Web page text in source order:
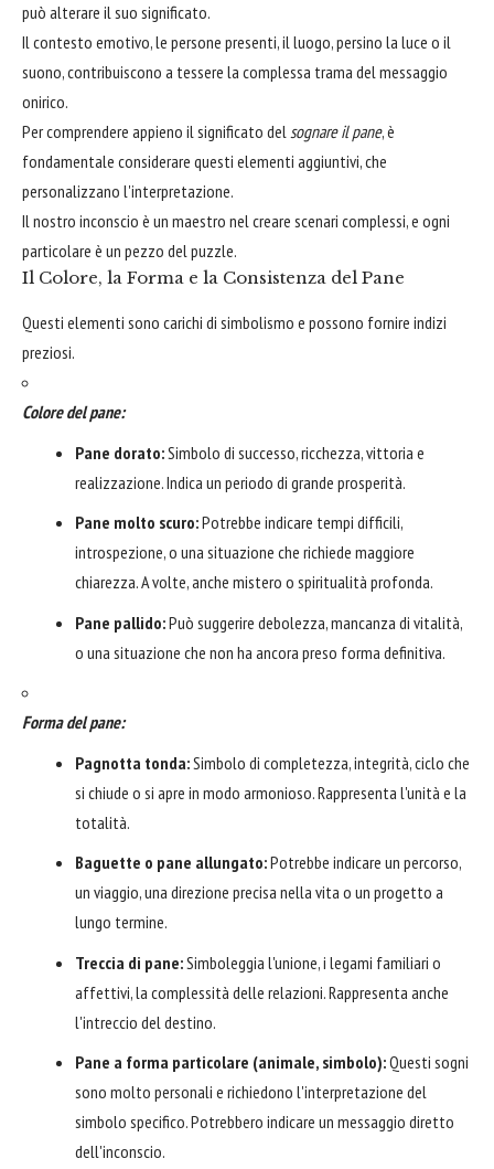
può alterare il suo significato.
Il contesto emotivo, le persone presenti, il luogo, persino la luce o il
suono, contribuiscono a tessere la complessa trama del messaggio
onirico.
Per comprendere appieno il significato delsognare il pane, è
fondamentale considerare questi elementi aggiuntivi, che
personalizzano l'interpretazione.
Il nostro inconscio è un maestro nel creare scenari complessi, e ogni
particolare è un pezzo del puzzle.
Il Colore, la Forma e la Consistenza del Pane
Questi elementi sono carichi di simbolismo e possono fornire indizi
preziosi.
Colore del pane:
Pane dorato:Simbolo di successo, ricchezza, vittoria e
realizzazione. Indica un periodo di grande prosperità.
Pane molto scuro:Potrebbe indicare tempi difficili,
introspezione, o una situazione che richiede maggiore
chiarezza. A volte, anche mistero o spiritualità profonda.
Pane pallido:Può suggerire debolezza, mancanza di vitalità,
o una situazione che non ha ancora preso forma definitiva.
Forma del pane:
Pagnotta tonda:Simbolo di completezza, integrità, ciclo che
si chiude o si apre in modo armonioso. Rappresenta l'unità e la
totalità.
Baguette o pane allungato:Potrebbe indicare un percorso,
un viaggio, una direzione precisa nella vita o un progetto a
lungo termine.
Treccia di pane:Simboleggia l'unione, i legami familiari o
affettivi, la complessità delle relazioni. Rappresenta anche
l'intreccio del destino.
Pane a forma particolare (animale, simbolo):Questi sogni
sono molto personali e richiedono l'interpretazione del
simbolo specifico. Potrebbero indicare un messaggio diretto
dell'inconscio.